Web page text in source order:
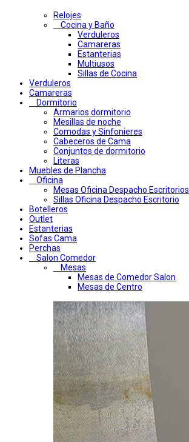
Relojes
Cocina y Baño
Verduleros
Camareras
Estanterias
Multiusos
Sillas de Cocina
Verduleros
Camareras
Dormitorio
Armarios dormitorio
Mesillas de noche
Comodas y Sinfonieres
Cabeceros de Cama
Conjuntos de dormitorio
Literas
Muebles de Plancha
Oficina
Mesas Oficina Despacho Escritorios
Sillas Oficina Despacho Escritorio
Botelleros
Outlet
Estanterias
Sofas Cama
Perchas
Salon Comedor
Mesas
Mesas de Comedor Salon
Mesas de Centro